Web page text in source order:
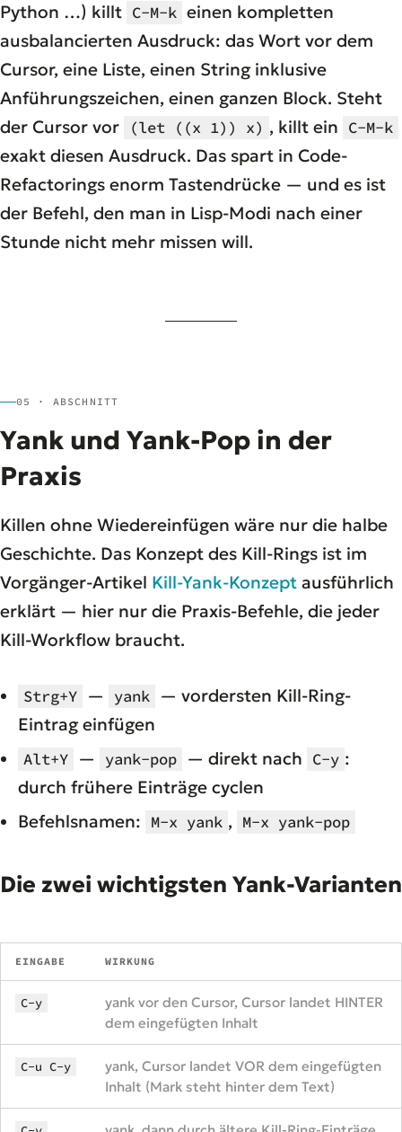
Python …) killt C-M-k einen kompletten
ausbalancierten Ausdruck: das Wort vor dem
Cursor, eine Liste, einen String inklusive
Anführungszeichen, einen ganzen Block. Steht
der Cursor vor
(let ((x 1)) x) , killt ein C-M-k
exakt diesen Ausdruck. Das spart in Code-
Refactorings enorm Tastendrücke — und es ist
der Befehl, den man in Lisp-Modi nach einer
Stunde nicht mehr missen will.
05 · ABSCHNITT
Yank und Yank-Pop in der
Praxis
Killen ohne Wiedereinfügen wäre nur die halbe
Geschichte. Das Konzept des Kill-Rings ist im
Vorgänger-Artikel Kill-Yank-Konzept ausführlich
erklärt — hier nur die Praxis-Befehle, die jeder
Kill-Workflow braucht.
Strg+Y — yank — vordersten Kill-Ring-
Eintrag einfügen
Alt+Y — yank-pop — direkt nach C-y :
durch frühere Einträge cyclen
Befehlsnamen: M-x yank , M-x yank-pop
Die zwei wichtigsten Yank-Varianten
EINGABE WIRKUNG
C-y
yank vor den Cursor, Cursor landet HINTER
dem eingefügten Inhalt
C-u C-y
yank, Cursor landet VOR dem eingefügten
Inhalt (Mark steht hinter dem Text)